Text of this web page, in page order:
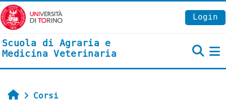
Vai al contenuto principale
Login
Scuola di Agraria e
Medicina Veterinaria
Home
Corsi